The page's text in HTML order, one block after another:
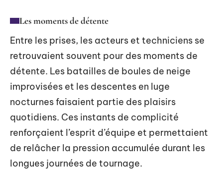
Les moments de détente
Entre les prises, les acteurs et techniciens se
retrouvaient souvent pour des moments de
détente. Les batailles de boules de neige
improvisées et les descentes en luge
nocturnes faisaient partie des plaisirs
quotidiens. Ces instants de complicité
renforçaient l’esprit d’équipe et permettaient
de relâcher la pression accumulée durant les
longues journées de tournage.